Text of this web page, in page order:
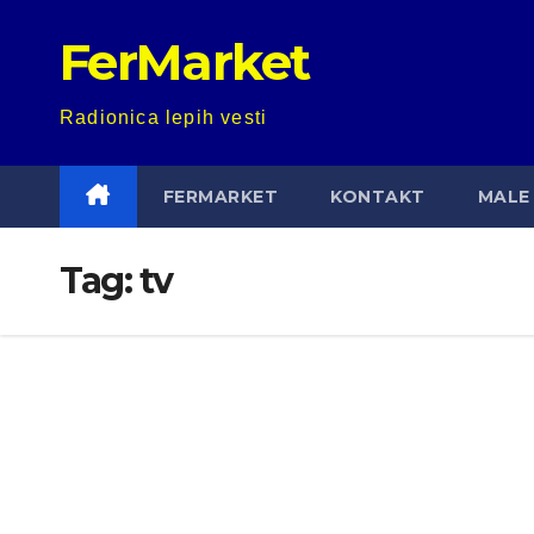
FerMarket
Radionica lepih vesti
FERMARKET KONTAKT MALE
Tag:tv